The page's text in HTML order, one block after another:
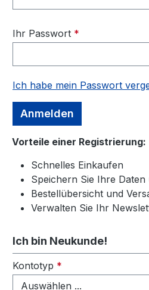
Ihr Passwort *
Ich habe mein Passwort
Anmelden
Vorteile einer Registrierung:
Schnelles Einkaufen
Speichern Sie Ihre Daten
Bestellübersicht und
Verwalten Sie Ihr
Ich bin Neukunde!
Persönliche
Kontotyp *